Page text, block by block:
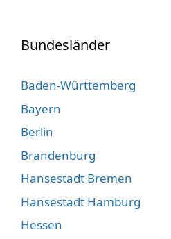
Bundesländer
Baden-Württemberg
Bayern
Berlin
Brandenburg
Hansestadt Bremen
Hansestadt Hamburg
Hessen